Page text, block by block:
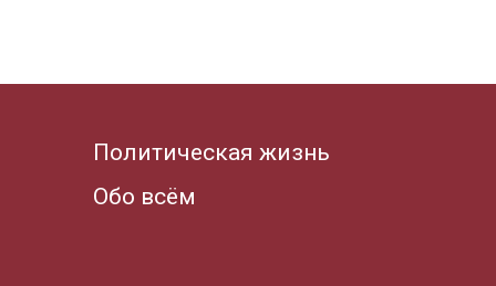
Политическая жизнь
Обо всём